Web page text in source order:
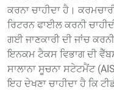
ਕਰਨਾ ਚਾਹੀਦਾ ਹੈ।
ਰਿਟਰਨ ਫਾਈਲ ਕਰਨੀ
ਗਈ ਜਾਣਕਾਰੀ ਦੀ ਜਾਂਚ
ਇਨਕਮ ਟੈਕਸ ਵਿਭਾਗ ਦੀ
ਸਾਲਾਨਾ ਸੂਚਨਾ ਸਟੇਟਮੈਂਟ
ਇਹ ਦੇਖਣਾ ਚਾਹੀਦਾ ਹੈ ਕਿ